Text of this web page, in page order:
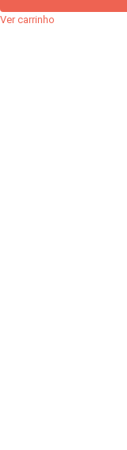
Ver carrinho